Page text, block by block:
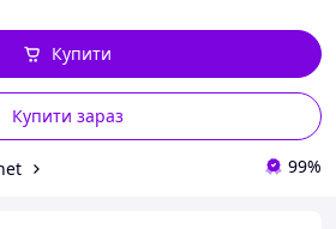
Купити зараз
Купити
99%